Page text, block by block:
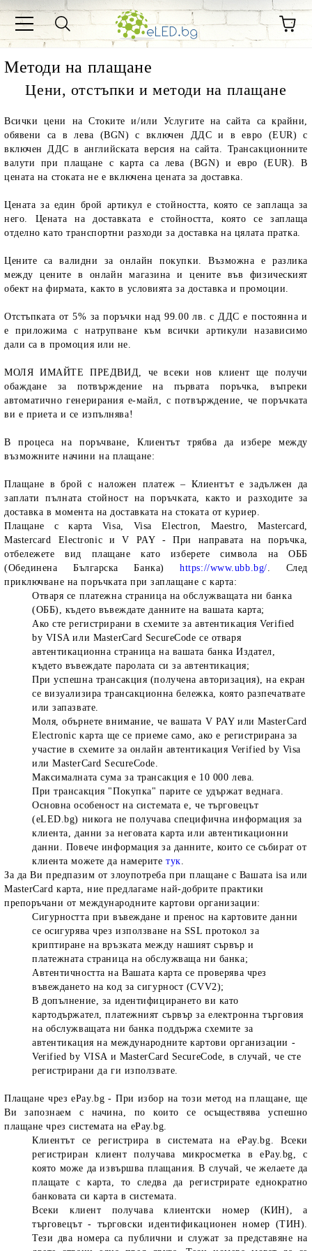
Методи на плащане
Цени, отстъпки и методи на плащане
Всички цени на Стоките и/или Услугите на сайта са крайни,
обявени са в лева (BGN) с включен ДДС и в евро (EUR) с
включен ДДС в английската версия на сайта. Трансакционните
валути при плащане с карта са лева (BGN) и евро (EUR). В
цената на стоката не е включена цената за доставка.
Цената за един брой артикул е стойността, която се заплаща за
него. Цената на доставката е стойността, която се заплаща
отделно като транспортни разходи за доставка на цялата пратка.
Цените са валидни за онлайн покупки. Възможна е разлика
между цените в онлайн магазина и цените във физическият
обект на фирмата, както в условията за доставка и промоции.
Отстъпката от 5% за поръчки над 99.00 лв. с ДДС е постоянна и
е приложима с натрупване към всички артикули назависимо
дали са в промоция или не.
МОЛЯ ИМАЙТЕ ПРЕДВИД, че всеки нов клиент ще получи
обаждане за потвърждение на първата поръчка, въпреки
автоматично генерирания е-майл, с потвърждение, че поръчката
ви е приета и се изпълнява!
В процеса на поръчване, Клиентът трябва да избере между
възможните начини на плащане:
Плащане в брой с наложен платеж – Клиентът е задължен да
заплати пълната стойност на поръчката, както и разходите за
доставка в момента на доставката на стоката от куриер.
Плащане с карта Visa, Visa Electron, Maestro, Mastercard,
Mastercard Electronic и V PAY - При направата на поръчка,
отбележете вид плащане като изберете символа на ОББ
(Обединена Българска Банка)https://www.ubb.bg/. След
приключване на поръчката при заплащане с карта:
Отваря се платежна страница на обслужващата ни банка
(ОББ), където въвеждате данните на вашата карта;
Ако сте регистрирани в схемите за автентикация Verified
by VISA или MasterCard SecureCode се отваря
автентикационна страница на вашата банка Издател,
където въвеждате паролата си за автентикация;
При успешна трансакция (получена авторизация), на екран
се визуализира трансакционна бележка, която разпечатвате
или запазвате.
Моля, обърнете внимание, че вашата V PAY или MasterCard
Electronic карта ще се приеме само, ако е регистрирана за
участие в схемите за онлайн автентикация Verified by Visa
или MasterCard SecureCode.
Максималната сума за трансакция е 10 000 лева.
При трансакция "Покупка" парите се удържат веднага.
Основна особеност на системата е, че търговецът
(eLED.bg) никога не получава специфична информация за
клиента, данни за неговата карта или автентикационни
данни. Повече информация за данните, които се събират от
клиента можете да намеритетук.
За да Ви предпазим от злоупотреба при плащане с Вашата isa или
MasterCard карта, ние предлагаме най-добрите практики
препоръчани от международните картови организации:
Сигурността при въвеждане и пренос на картовите данни
се осигурява чрез използване на SSL протокол за
криптиране на връзката между нашият сървър и
платежната страница на обслужваща ни банка;
Автентичността на Вашата карта се проверява чрез
въвеждането на код за сигурност (CVV2);
В допълнение, за идентифицирането ви като
картодържател, платежният сървър за електронна търговия
на обслужващата ни банка поддържа схемите за
автентикация на международните картови организации -
Verified by VISAи MasterCard SecureCode, в случай, че сте
регистрирани да ги използвате.
Плащане чрез ePay.bg - При избор на този метод на плащане, ще
Ви запознаем с начина, по които се осъществява успешно
плащане чрез системата на ePay.bg.
Клиентът се регистрира в системата на еPay.bg. Всеки
регистриран клиент получава микросметка в ePay.bg, с
която може да извършва плащания. В случай, че желаете да
плащате с карта, то следва да регистрирате еднократно
банковата си карта в системата.
Всеки клиент получава клиентски номер (КИН), а
търговецът - търговски идентификационен номер (ТИН).
Тези два номера са публични и служат за представяне на